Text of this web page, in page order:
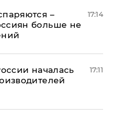
–
больше не
17:14
началась
17:11